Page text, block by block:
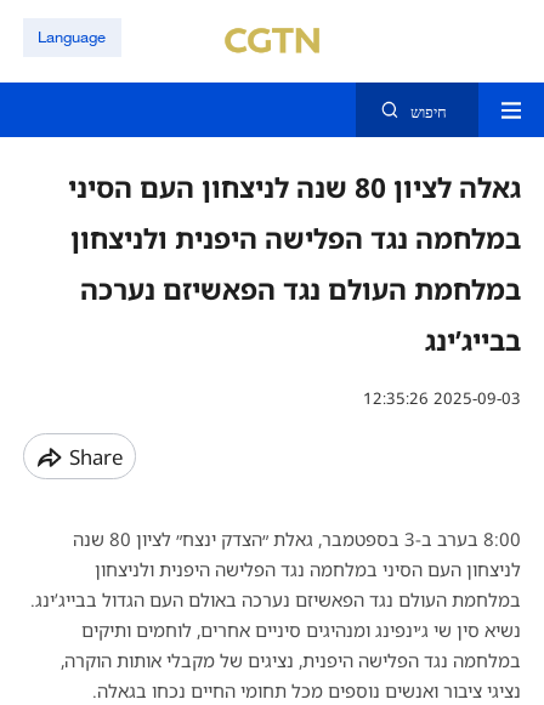
Language
חיפוש
גאלה לציון 80 שנה לניצחון העם הסיני
במלחמה נגד הפלישה היפנית ולניצחון
במלחמת העולם נגד הפאשיזם נערכה
בבייג’ינג
12:35:26 2025-09-03
Share
8:00 בערב ב-3 בספטמבר, גאלת ״הצדק ינצח״ לציון 80 שנה
לניצחון העם הסיני במלחמה נגד הפלישה היפנית ולניצחון
במלחמת העולם נגד הפאשיזם נערכה באולם העם הגדול בבייג’ינג.
נשיא סין שי ג׳ינפינג ומנהיגים סיניים אחרים, לוחמים ותיקים
במלחמה נגד הפלישה היפנית, נציגים של מקבלי אותות הוקרה,
נציגי ציבור ואנשים נוספים מכל תחומי החיים נכחו בגאלה.